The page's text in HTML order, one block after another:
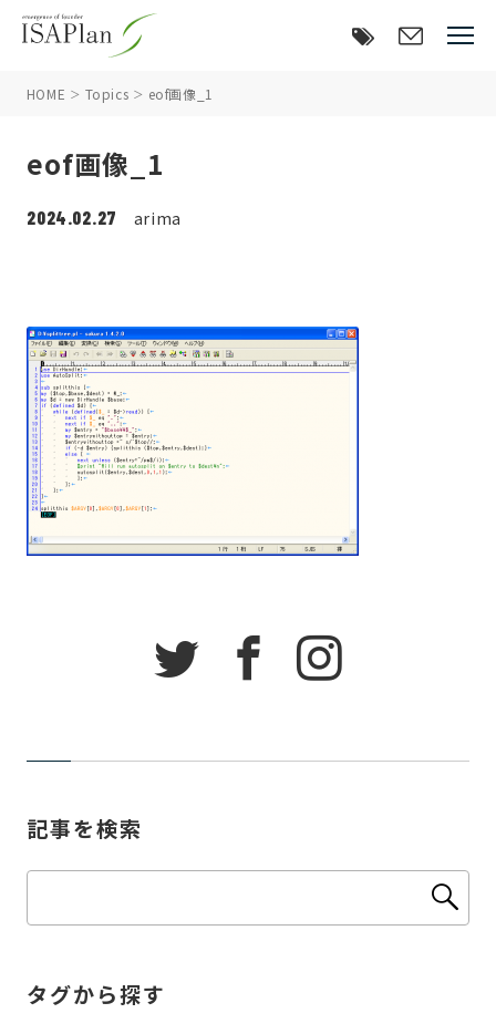
HOME Topics eof画像_1
eof画像_1
2024.02.27 arima
記事を検索
タグから探す